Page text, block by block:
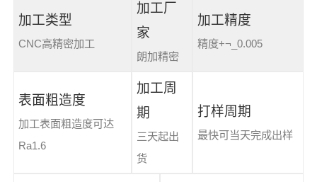
加工类型
CNC高精密加工
加工厂
家
朗加精密
加工精度
精度+¬_0.005
表面粗造度
加工表面粗造度可达
Ra1.6
加工周
期
三天起出
货
打样周期
最快可当天完成出样